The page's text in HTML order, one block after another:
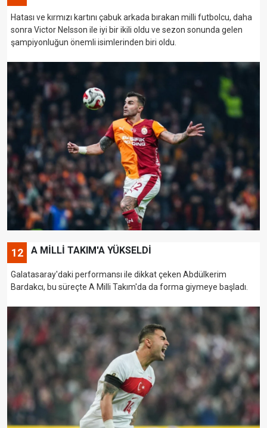
Hatası ve kırmızı kartını çabuk arkada bırakan milli futbolcu, daha
sonra Victor Nelsson ile iyi bir ikili oldu ve sezon sonunda gelen
şampiyonluğun önemli isimlerinden biri oldu.
12 A MİLLİ TAKIM'A YÜKSELDİ
Galatasaray'daki performansı ile dikkat çeken Abdülkerim
Bardakcı, bu süreçte A Milli Takım'da da forma giymeye başladı.